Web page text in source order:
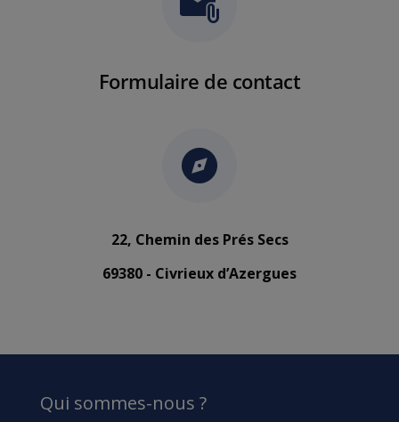
Formulaire de contact
22, Chemin des Prés Secs
69380 - Civrieux d’Azergues
Qui sommes-nous ?